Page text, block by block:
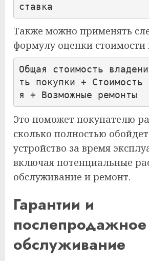
ставка
Также можно применять
формулу оценки стоимости
Общая стоимость
ть покупки + Стоимость
я + Возможные ремонты
Это поможет покупателю
сколько полностью
устройство за время
включая потенциальные
обслуживание и ремонт.
Гарантии и
послепродажное
обслуживание